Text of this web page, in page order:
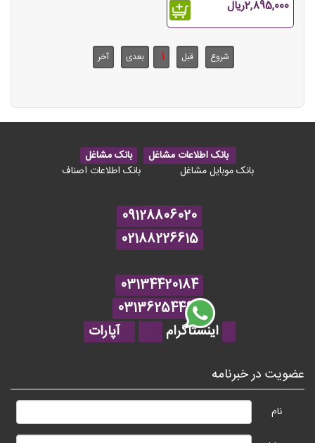
2,895,000ریال
شروع قبل 1 بعدی آخر
بانک اطلاعات مشاغل
بانک مشاغل
بانک موبایل مشاغل
بانک اطلاعات اصناف
09128806020
02188226615
03134420184
03136254464
اینستاگرام
آپارات
عضویت در خبرنامه
نام